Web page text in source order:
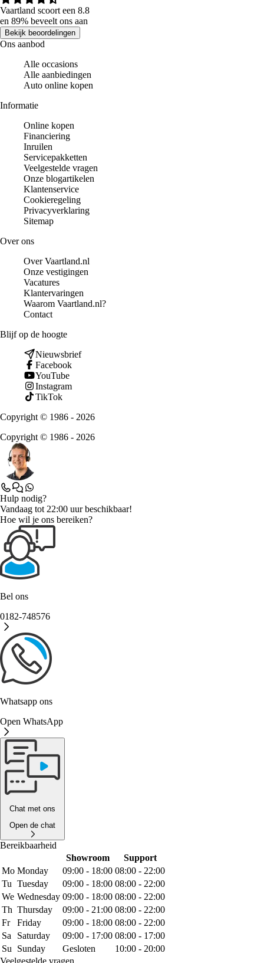
Vaartland scoort een 8.8
en 89% beveelt ons aan
Bekijk beoordelingen
Ons aanbod
Alle occasions
Alle aanbiedingen
Auto online kopen
Informatie
Online kopen
Financiering
Inruilen
Servicepakketten
Veelgestelde vragen
Onze blogartikelen
Klantenservice
Cookieregeling
Privacyverklaring
Sitemap
Over ons
Over Vaartland.nl
Onze vestigingen
Vacatures
Klantervaringen
Waarom Vaartland.nl?
Contact
Blijf op de hoogte
Nieuwsbrief
Facebook
YouTube
Instagram
TikTok
Copyright © 1986 - 2026
Copyright © 1986 - 2026
Hulp nodig?
Vandaag tot 22:00 uur beschikbaar!
Hoe wil je ons bereiken?
Bel ons
0182-748576
Whatsapp ons
Open WhatsApp
Chat met ons
Open de chat
Bereikbaarheid
Showroom
Support
Mo Monday 09:00 - 18:00 08:00 - 22:00
Tu Tuesday 09:00 - 18:00 08:00 - 22:00
We Wednesday 09:00 - 18:00 08:00 - 22:00
Th Thursday 09:00 - 21:00 08:00 - 22:00
Fr
Friday 09:00 - 18:00 08:00 - 22:00
Sa
Saturday 09:00 - 17:00 08:00 - 17:00
Su
Sunday Gesloten
10:00 - 20:00